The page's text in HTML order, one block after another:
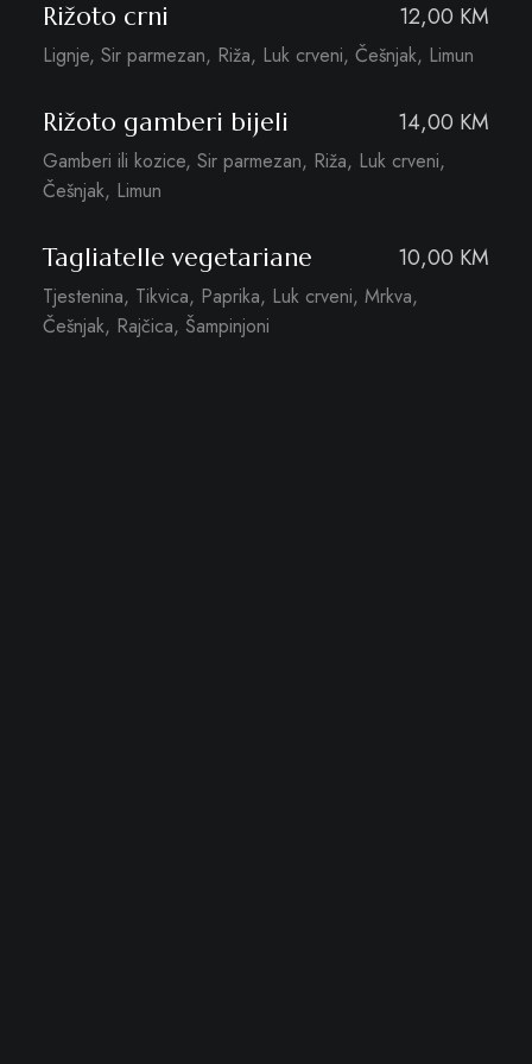
Rižoto crni 12,00 KM
Lignje, Sir parmezan, Riža, Luk crveni, Češnjak, Limun
Rižoto gamberi bijeli 14,00 KM
Gamberi ili kozice, Sir parmezan, Riža, Luk crveni,
Češnjak, Limun
Tagliatelle vegetariane 10,00 KM
Tjestenina, Tikvica, Paprika, Luk crveni, Mrkva,
Češnjak, Rajčica, Šampinjoni